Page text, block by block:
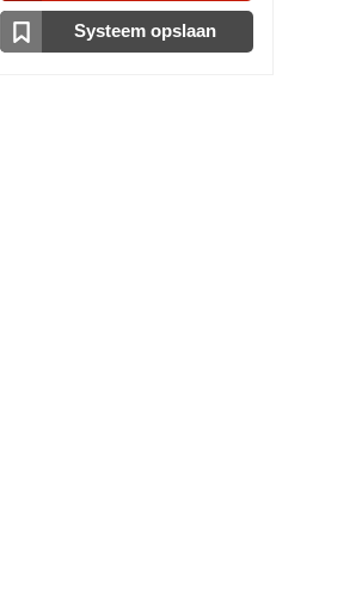
Optische drive
Geen Optische Drive
Systeem opslaan